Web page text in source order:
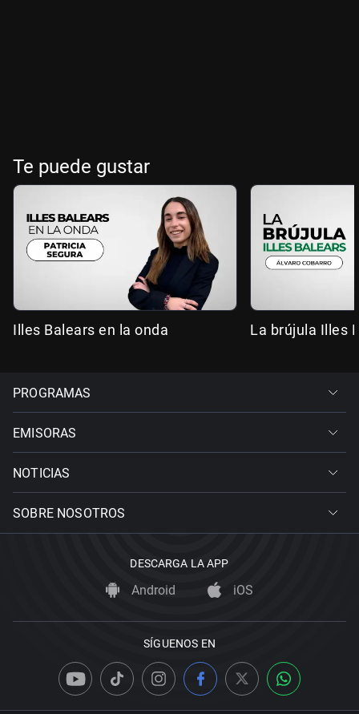
Te puede gustar
Illes Balears en la onda La brújula Illes
PROGRAMAS
EMISORAS
NOTICIAS
SOBRE NOSOTROS
DESCARGA LA APP
Android iOS
SÍGUENOS EN